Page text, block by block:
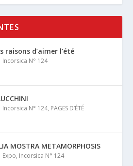
raisons d’aimer l’été
Incorsica N° 124
Incorsica N° 124, PAGES D’ÉTÉ
MOSTRA METAMORPHOSIS
Expo, Incorsica N° 124